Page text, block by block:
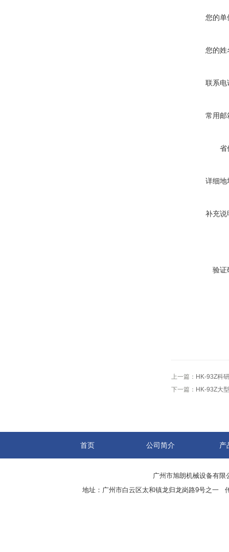
您的单
您的姓
联系电
常用邮
省
详细地
补充说
验证
上一篇： HK-93Z科
下一篇： HK-93Z大
首页 公司简介 产
广州市旭朗机械设备有限
地址：广州市白云区太和镇龙归龙岗路9号之一